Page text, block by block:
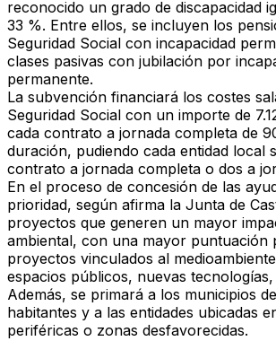
reconocido un grado de discapacidad
33 %. Entre ellos, se incluyen los
Seguridad Social con incapacidad
clases pasivas con jubilación por
permanente.
La subvención financiará los costes
Seguridad Social con un importe de
cada contrato a jornada completa de
duración, pudiendo cada entidad local
contrato a jornada completa o dos a
En el proceso de concesión de las
prioridad, según afirma la Junta de
proyectos que generen un mayor
ambiental, con una mayor puntuación
proyectos vinculados al
espacios públicos, nuevas
Además, se primará a los municipios
habitantes y a las entidades ubicadas
periféricas o zonas desfavorecidas.